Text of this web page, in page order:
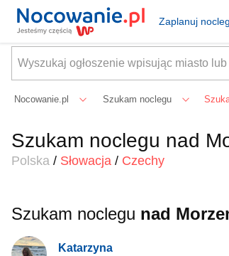
Zaplanuj nocleg
Nocowanie.pl Szukam noclegu
Szukam noclegu nad
Polska / Słowacja / Czechy
Szukam noclegu nad
Katarzyna